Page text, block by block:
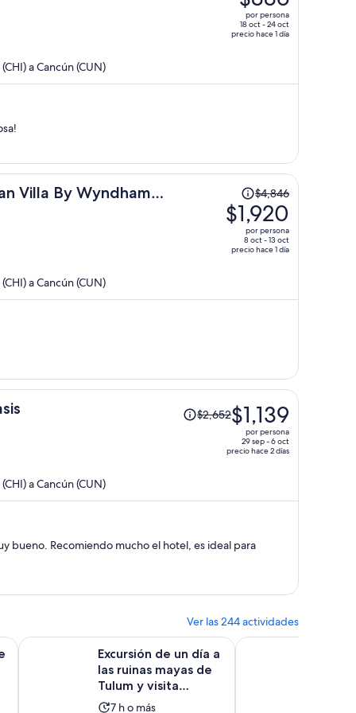
por persona
18 oct - 24 oct
precio hace 1 día
a Cancún (CUN)
Villa By Wyndham
precio
$4,846
$4,846
$1,920
por persona
8 oct - 13 oct
precio hace 1 día
a Cancún (CUN)
El
precio
ahora
de
$1,139
$2,652$1,139
por persona
29 sep - 6 oct
precio hace 2 días
a Cancún (CUN)
bueno. Recomiendo mucho el hotel, es ideal para
Ver las 244 actividades
Se abrirá en una nueva pestaña
con Almuerzo Tradicional Buffet Se abrirá en una nueva
Excursión de un día a
las ruinas mayas de
Tulum y visita
Cenote Nohoch con
La
7 h o más
Excursión de un día a las ruinas mayas de Tulum y visita
Chichén Itzá,